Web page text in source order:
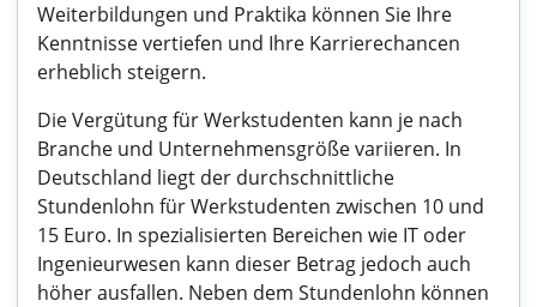
Weiterbildungen und Praktika können Sie Ihre
Kenntnisse vertiefen und Ihre Karrierechancen
erheblich steigern.
Die Vergütung für Werkstudenten kann je nach
Branche und Unternehmensgröße variieren. In
Deutschland liegt der durchschnittliche
Stundenlohn für Werkstudenten zwischen 10 und
15 Euro. In spezialisierten Bereichen wie IT oder
Ingenieurwesen kann dieser Betrag jedoch auch
höher ausfallen. Neben dem Stundenlohn können